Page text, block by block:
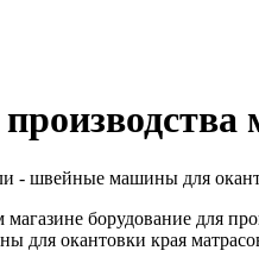
- швейные машины для
борудование для
для окантовки края